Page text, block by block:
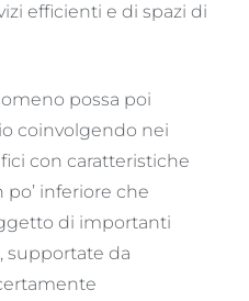
efficienti e di spazi di
possa poi
coinvolgendo nei
con caratteristiche
inferiore che
di importanti
supportate da